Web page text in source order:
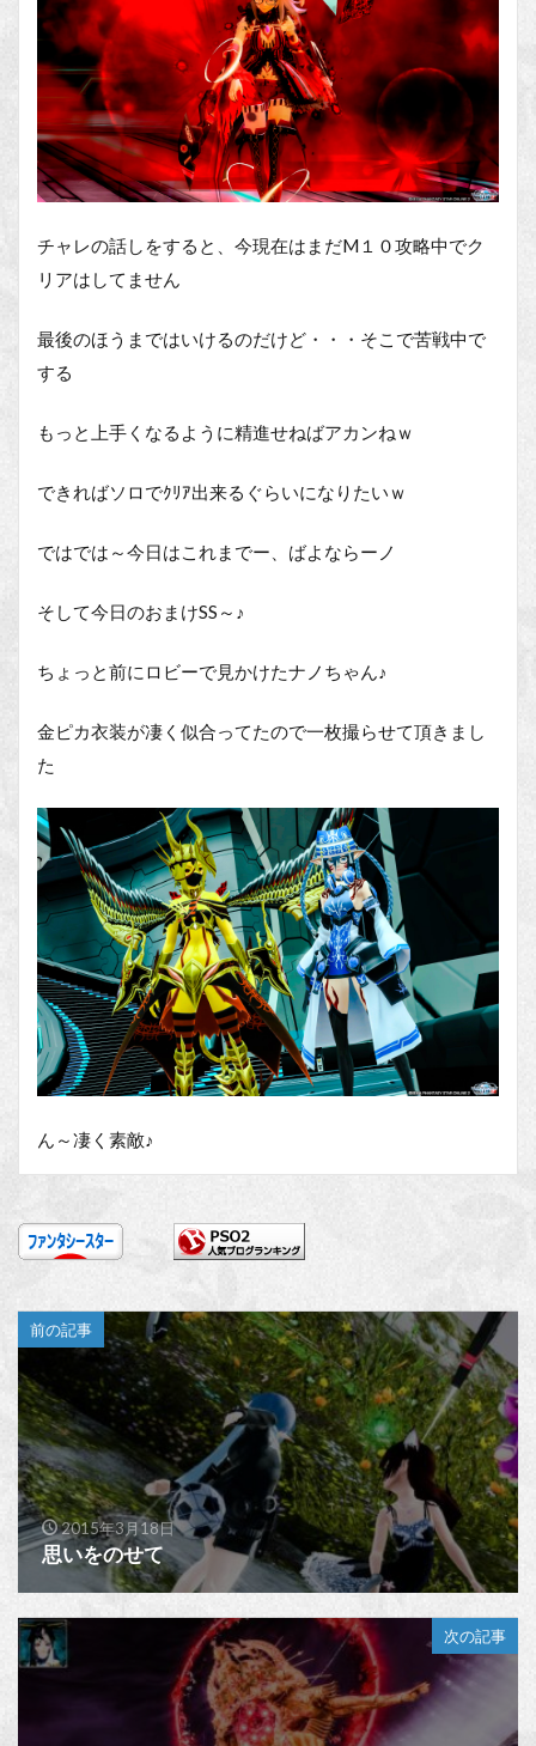
チャレの話しをすると、今現在はまだM１０攻略中でク
リアはしてません
最後のほうまではいけるのだけど・・・そこで苦戦中で
する
もっと上手くなるように精進せねばアカンねｗ
できればソロでｸﾘｱ出来るぐらいになりたいｗ
ではでは～今日はこれまでー、ばよならーノ
そして今日のおまけSS～♪
ちょっと前にロビーで見かけたナノちゃん♪
金ピカ衣装が凄く似合ってたので一枚撮らせて頂きまし
た
ん～凄く素敵♪
前の記事
2015年3月18日
思いをのせて
次の記事